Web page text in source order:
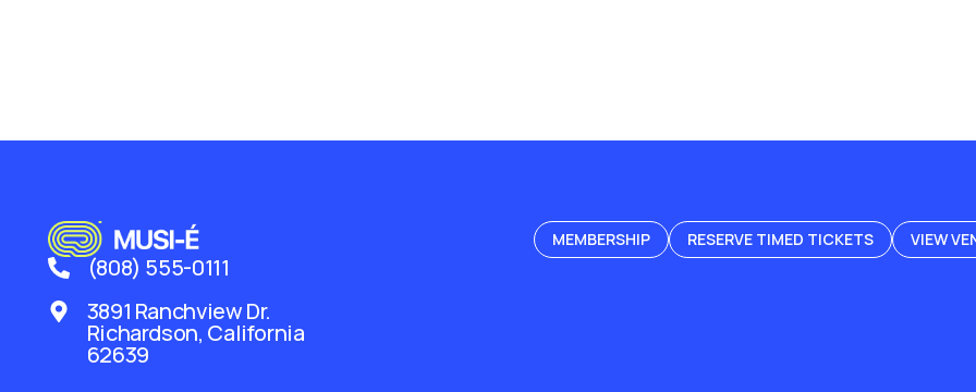
(808) 555-0111
3891 Ranchview Dr.
Richardson, California
62639
MEMBERSHIP RESERVE TIMED TICKETS VIEW